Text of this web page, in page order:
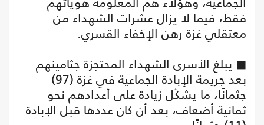
فقط، فيما لا يزال عشرات الشهداء من
معتقلي غزة رهن الإخفاء القسري.
◼ يبلغ الأسرى الشهداء المحتجزة جثامينهم
بعد جريمة الإبادة الجماعية في غزة (97)
جثمانًا، ما يشكّل زيادة على أعدادهم نحو
ثمانية أضعاف، بعد أن كان عددها قبل الإبادة